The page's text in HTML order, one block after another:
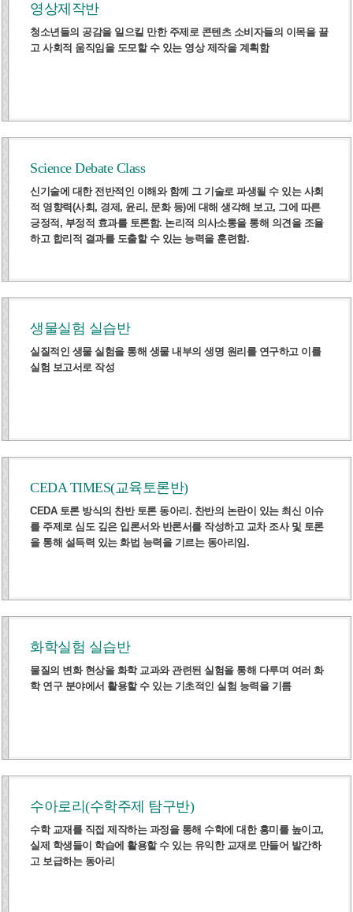
영상제작반
청소년들의 공감을 일으킬 만한 주제로 콘텐츠 소비자들의 이목을 끌
고 사회적 움직임을 도모할 수 있는 영상 제작을 계획함
Science Debate Class
신기술에 대한 전반적인 이해와 함께 그 기술로 파생될 수 있는 사회
적 영향력(사회, 경제, 윤리, 문화 등)에 대해 생각해 보고, 그에 따른
긍정적, 부정적 효과를 토론함. 논리적 의사소통을 통해 의견을 조율
하고 합리적 결과를 도출할 수 있는 능력을 훈련함.
생물실험 실습반
실질적인 생물 실험을 통해 생물 내부의 생명 원리를 연구하고 이를
실험 보고서로 작성
CEDA TIMES(교육토론반)
CEDA 토론 방식의 찬반 토론 동아리. 찬반의 논란이 있는 최신 이슈
를 주제로 심도 깊은 입론서와 반론서를 작성하고 교차 조사 및 토론
을 통해 설득력 있는 화법 능력을 기르는 동아리임.
화학실험 실습반
물질의 변화 현상을 화학 교과와 관련된 실험을 통해 다루며 여러 화
학 연구 분야에서 활용할 수 있는 기초적인 실험 능력을 기름
수아로리(수학주제 탐구반)
수학 교재를 직접 제작하는 과정을 통해 수학에 대한 흥미를 높이고,
실제 학생들이 학습에 활용할 수 있는 유익한 교재로 만들어 발간하
고 보급하는 동아리